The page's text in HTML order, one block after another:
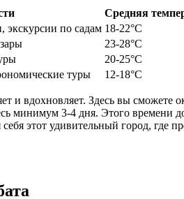
Средняя
по садам 18-22°C
23-28°C
20-25°C
туры 12-18°C
и вдохновляет. Здесь вы сможете
минимум 3-4 дня. Этого времени
этот удивительный город, где